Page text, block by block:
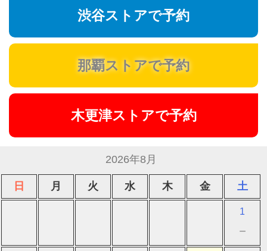
渋谷ストアで予約
那覇ストアで予約
木更津ストアで予約
2026年8月
日 月 火 水 木 金 土
1
－